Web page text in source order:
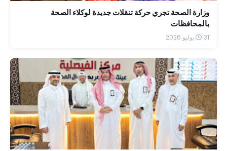
وزارة الصحة تجري حركة تنقلات جديدة لوكلاء الصحة
بالمحافظات
31 يوليو 2026